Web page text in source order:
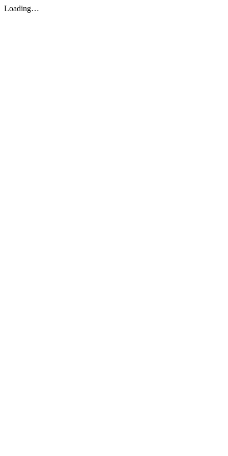
Loading…